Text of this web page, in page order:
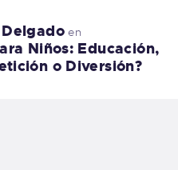
en
Niños: Educación,
o Diversión?